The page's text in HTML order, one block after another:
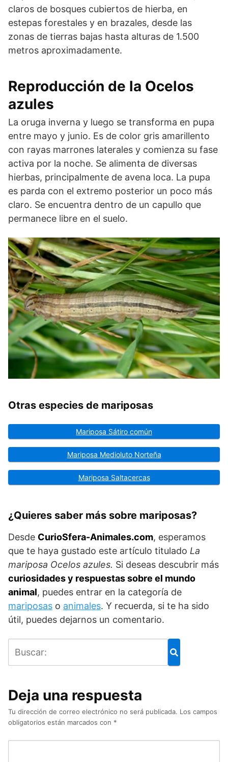
claros de bosques cubiertos de hierba, en
estepas forestales y en brazales, desde las
zonas de tierras bajas hasta alturas de 1.500
metros aproximadamente.
Reproducción de la Ocelos
azules
La oruga inverna y luego se transforma en pupa
entre mayo y junio. Es de color gris amarillento
con rayas marrones laterales y comienza su fase
activa por la noche. Se alimenta de diversas
hierbas, principalmente de avena loca. La pupa
es parda con el extremo posterior un poco más
claro. Se encuentra dentro de un capullo que
permanece libre en el suelo.
Otras especies de mariposas
Mariposa Sátiro común
Mariposa Medioluto Norteña
Mariposa Saltacercas
¿Quieres saber más sobre mariposas?
Desde CurioSfera-Animales.com, esperamos
que te haya gustado este artículo titulado La
mariposa Ocelos azules. Si deseas descubrir más
curiosidades y respuestas sobre el mundo
animal, puedes entrar en la categoría de
mariposas o animales. Y recuerda, si te ha sido
útil, puedes dejarnos un comentario.
Deja una respuesta
Tu dirección de correo electrónico no será publicada. Los campos
obligatorios están marcados con *